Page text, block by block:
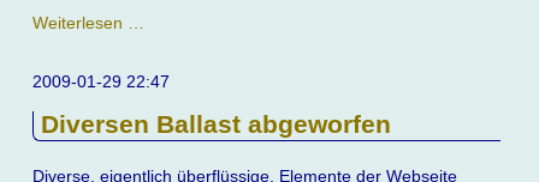
Weiterlesen …
2009-01-29 22:47
Diversen Ballast abgeworfen
Diverse, eigentlich überflüssige, Elemente der Webseite